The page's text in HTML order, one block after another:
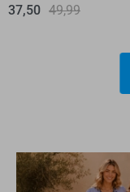
37,50 49,99